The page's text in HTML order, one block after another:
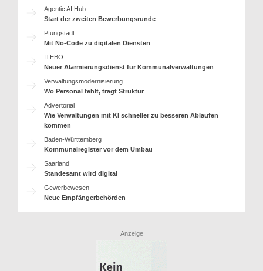
Agentic AI Hub
Start der zweiten Bewerbungsrunde
Pfungstadt
Mit No-Code zu digitalen Diensten
ITEBO
Neuer Alarmierungsdienst für Kommunalverwaltungen
Verwaltungsmodernisierung
Wo Personal fehlt, trägt Struktur
Advertorial
Wie Verwaltungen mit KI schneller zu besseren Abläufen
kommen
Baden-Württemberg
Kommunalregister vor dem Umbau
Saarland
Standesamt wird digital
Gewerbewesen
Neue Empfängerbehörden
Anzeige